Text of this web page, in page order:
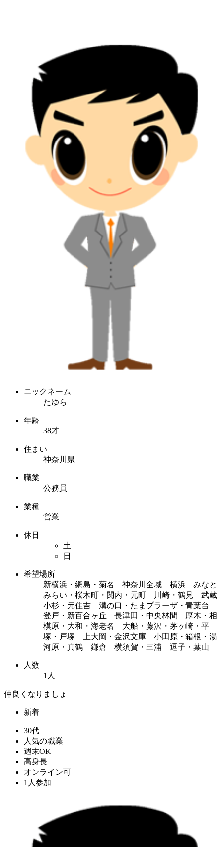
ニックネーム
たゆら
年齢
38才
住まい
神奈川県
職業
公務員
業種
営業
休日
土
日
希望場所
新横浜・網島・菊名 神奈川全域 横浜 みなと
みらい・桜木町・関内・元町 川崎・鶴見 武蔵
小杉・元住吉 溝の口・たまプラーザ・青葉台
登戸・新百合ヶ丘 長津田・中央林間 厚木・相
模原・大和・海老名 大船・藤沢・茅ヶ崎・平
塚・戸塚 上大岡・金沢文庫 小田原・箱根・湯
河原・真鶴 鎌倉 横須賀・三浦 逗子・葉山
人数
1人
仲良くなりましょ
新着
30代
人気の職業
週末OK
高身長
オンライン可
1人参加